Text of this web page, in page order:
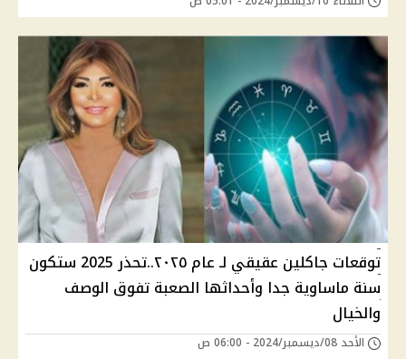
توقعات جاكلين عقيقي لـ عام ٢٠٢٥..تحذر 2025 ستكون
سنة ماساوية جدا وأحداثها الصعبة تفوق الوصف
والخيال
الأحد 08/ديسمبر/2024 - 06:00 ص